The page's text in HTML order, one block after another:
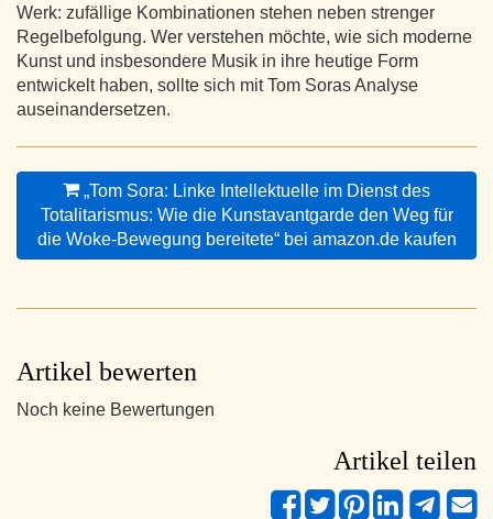
Werk: zufällige Kombinationen stehen neben strenger
Regelbefolgung. Wer verstehen möchte, wie sich moderne
Kunst und insbesondere Musik in ihre heutige Form
entwickelt haben, sollte sich mit Tom Soras Analyse
auseinandersetzen.
„Tom Sora: Linke Intellektuelle im Dienst des
Totalitarismus: Wie die Kunstavantgarde den Weg für
die Woke-Bewegung bereitete“ bei amazon.de kaufen
Artikel bewerten
Noch keine Bewertungen
Artikel teilen